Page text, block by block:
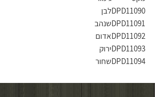
DPD11090לבן
DPD11091שנהב
DPD11092אדום
DPD11093ירוק
DPD11094שחור